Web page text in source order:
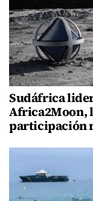
Sudáfrica
Africa2Moon,
participación